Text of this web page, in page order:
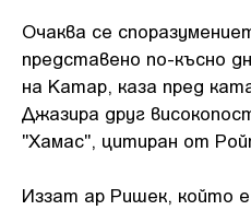
Очаква се
представено по-късно
на Катар, каза пред
Джазира друг
"Хамас", цитиран от
Иззат ар Ришек, който е